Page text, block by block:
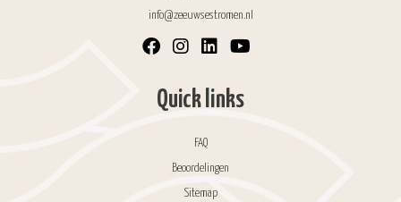
info@zeeuwsestromen.nl
Quick links
FAQ
Beoordelingen
Sitemap